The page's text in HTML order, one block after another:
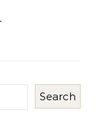
Search